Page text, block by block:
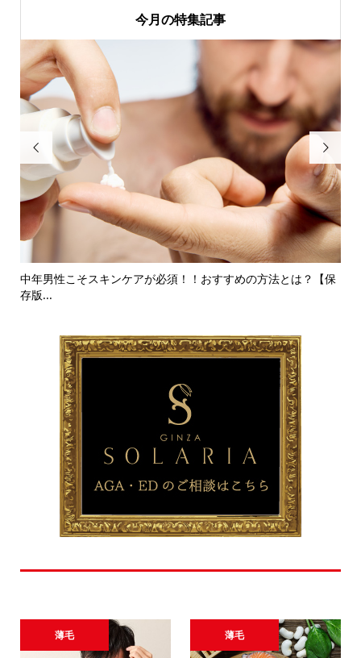
今月の特集記事

中年男性こそスキンケアが必須！！おすすめの方法とは？【保
存版...

薄毛 薄毛